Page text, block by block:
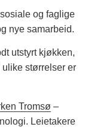
og faglige
nye samarbeid.
utstyrt kjøkken,
ulike størrelser er
Tromsø –
Leietakere